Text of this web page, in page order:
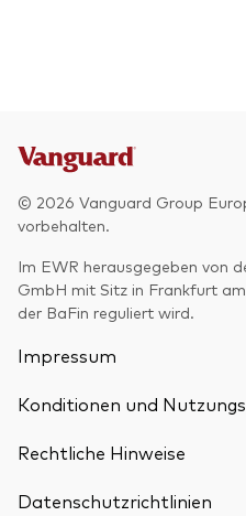
© 2026 Vanguard Group
vorbehalten.
Im EWR herausgegeben von
GmbH mit Sitz in Frankfurt
der BaFin reguliert wird.
Impressum
Konditionen und
Rechtliche Hinweise
Datenschutzrichtlinien